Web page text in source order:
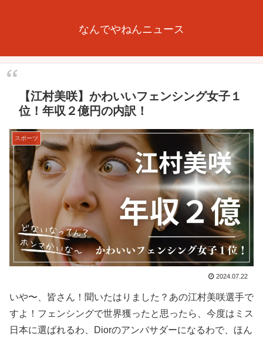
なんでやねんニュース
【江村美咲】かわいいフェンシング女子１
位！年収２億円の内訳！
スポーツ
2024.07.22
いや〜、皆さん！聞いたはりました？あの江村美咲選手で
すよ！フェンシングで世界獲ったと思ったら、今度はミス
日本に選ばれるわ、Diorのアンバサダーになるわで、ほん